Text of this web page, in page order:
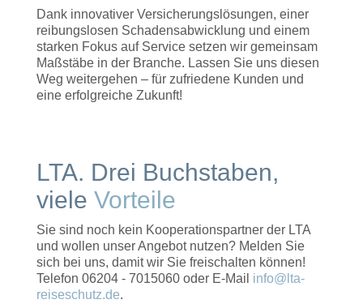
Dank innovativer Versicherungslösungen, einer
reibungslosen Schadensabwicklung und einem
starken Fokus auf Service setzen wir gemeinsam
Maßstäbe in der Branche. Lassen Sie uns diesen
Weg weitergehen – für zufriedene Kunden und
eine erfolgreiche Zukunft!
LTA. Drei Buchstaben,
viele Vorteile
Sie sind noch kein Kooperationspartner der LTA
und wollen unser Angebot nutzen? Melden Sie
sich bei uns, damit wir Sie freischalten können!
Telefon 06204 - 7015060 oder E-Mail info@lta-
reiseschutz.de.